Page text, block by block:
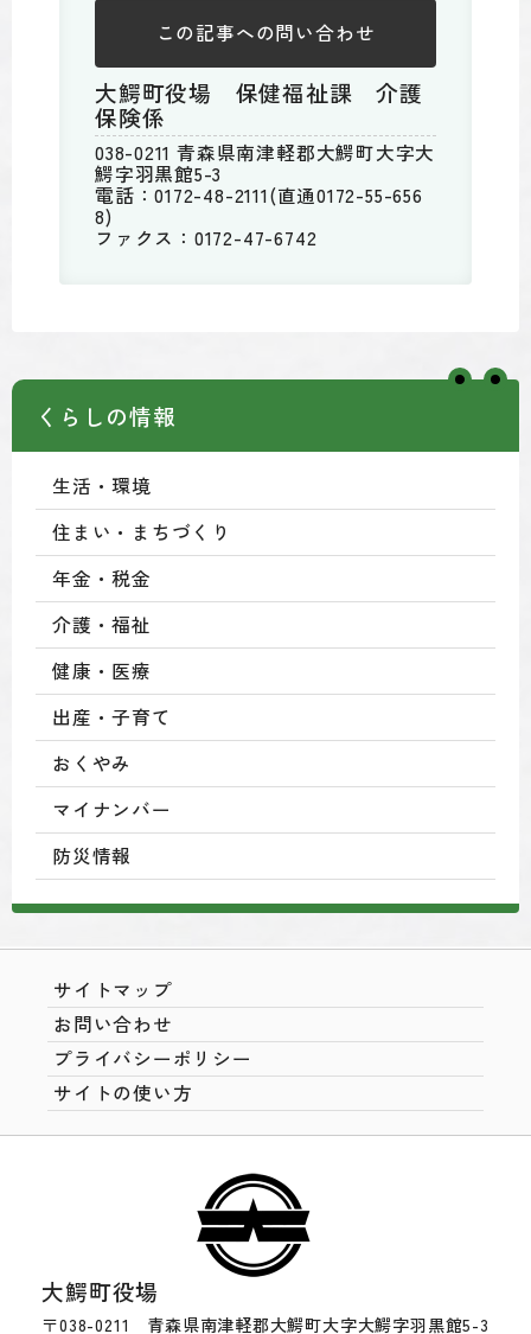
この記事への問い合わせ
大鰐町役場 保健福祉課 介護
保険係
038-0211 青森県南津軽郡大鰐町大字大
鰐字羽黒館5-3
電話：0172-48-2111(直通0172-55-656
8)
ファクス：0172-47-6742
くらしの情報
生活・環境
住まい・まちづくり
年金・税金
介護・福祉
健康・医療
出産・子育て
おくやみ
マイナンバー
防災情報
サイトマップ
お問い合わせ
プライバシーポリシー
サイトの使い方
大鰐町役場
〒038-0211 青森県南津軽郡大鰐町大字大鰐字羽黒館5-3